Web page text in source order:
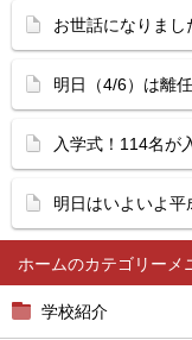
ホーム
学校紹介
お世話になりまし
明日（4/6）は離
入学式！114名が
明日はいよいよ平